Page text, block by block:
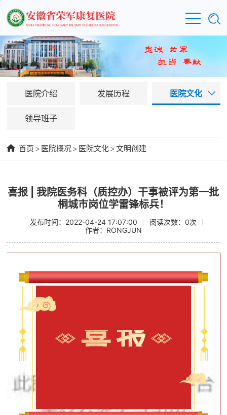
医院介绍 发展历程 医院文化
领导班子
首页 > 医院概况> 医院文化>文明创建
喜报 | 我院医务科（质控办）干事被评为第一批
桐城市岗位学雷锋标兵！
发布时间：2022-04-24 17:07:00 阅读次数：0次
作者：RONGJUN
喜报